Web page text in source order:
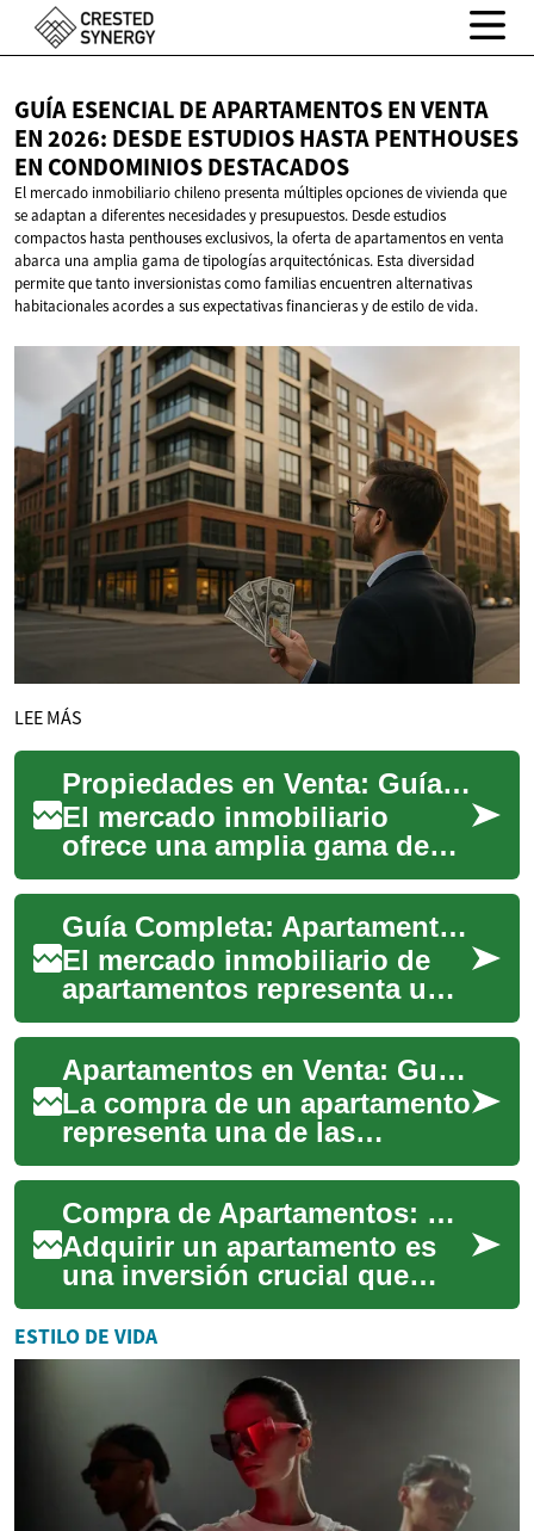
GUÍA ESENCIAL DE APARTAMENTOS EN VENTA
EN 2026: DESDE ESTUDIOS HASTA PENTHOUSES
EN CONDOMINIOS DESTACADOS
El mercado inmobiliario chileno presenta múltiples opciones de vivienda que
se adaptan a diferentes necesidades y presupuestos. Desde estudios
compactos hasta penthouses exclusivos, la oferta de apartamentos en venta
abarca una amplia gama de tipologías arquitectónicas. Esta diversidad
permite que tanto inversionistas como familias encuentren alternativas
habitacionales acordes a sus expectativas financieras y de estilo de vida.
LEE MÁS
Propiedades en Venta: Guía Completa del Mercado Inmobiliario
El mercado inmobiliario
ofrece una amplia gama de
oportunidades para aquellos
que buscan adquirir una
propiedad. Ya s...
Guía Completa: Apartamentos en Venta - Lo Que Necesitas Saber
El mercado inmobiliario de
apartamentos representa una
oportunidad significativa
tanto para inversores como
para quie...
Apartamentos en Venta: Guía Completa para Compradores
La compra de un apartamento
representa una de las
decisiones financieras más
importantes en la vida. Este
proceso req...
Compra de Apartamentos: Guía Esencial para Inversores
Adquirir un apartamento es
una inversión crucial que
demanda una estrategia bien
definida y un profundo
entendimiento...
ESTILO DE VIDA